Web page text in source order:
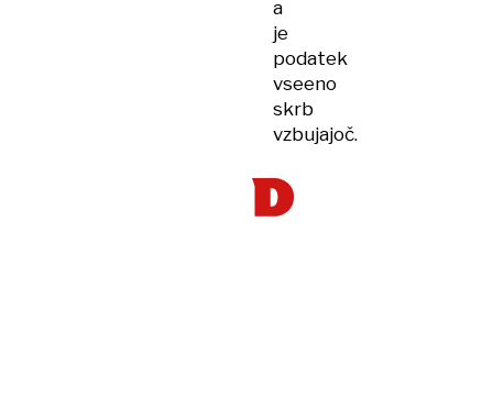
a
je
podatek
vseeno
skrb
vzbujajoč.